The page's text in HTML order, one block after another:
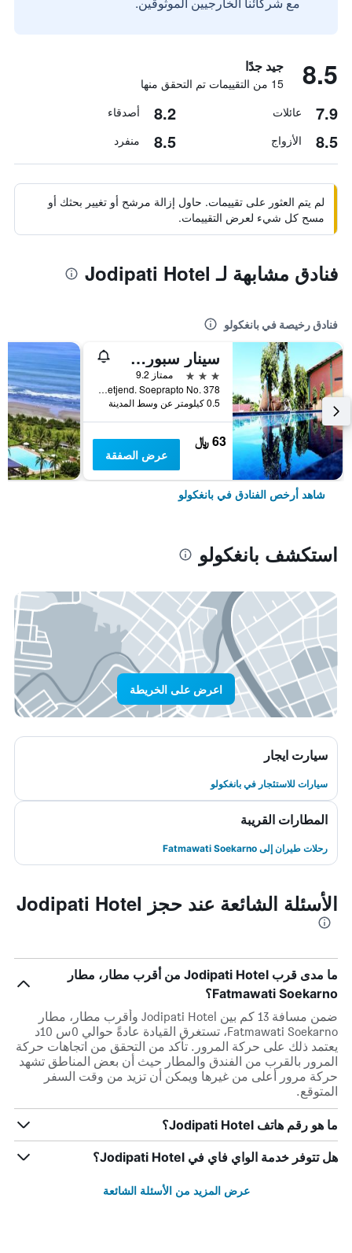
8.5 جيد جدًا
15 من التقييمات تم التحقق منها
7.9 عائلات 8.2 أصدقاء
8.5 الأزواج 8.5 منفرد
لم يتم العثور على تقييمات. حاول إزالة مرشح أو تغيير بحثك أو
مسح كل شيء لعرض التقييمات.
فنادق مشابهة لـ Jodipati Hotel
فنادق رخيصة في بانغكولو
سينار سبورت هوتل
3 نجوم
ممتاز 9.2
Jalan Letjend. Soeprapto No. 378, بانغكولو, إندونيسيا
0.5 كيلومتر عن وسط المدينة
63 ﷼
عرض الصفقة
شاهد أرخص الفنادق في بانغكولو
استكشف بانغكولو
اعرض على الخريطة
سيارت ايجار
سيارات للاستئجار في بانغكولو
المطارات القريبة
رحلات طيران إلى Fatmawati Soekarno
الأسئلة الشائعة عند حجز Jodipati Hotel
ما مدى قرب Jodipati Hotel من أقرب مطار، مطار
Fatmawati Soekarno؟
ضمن مسافة 13 كم بين Jodipati Hotel وأقرب مطار، مطار
Fatmawati Soekarno، تستغرق القيادة عادةً حوالي 0س 10د
يعتمد ذلك على حركة المرور. تأكد من التحقق من اتجاهات حركة
المرور بالقرب من الفندق والمطار حيث أن بعض المناطق تشهد
حركة مرور أعلى من غيرها ويمكن أن تزيد من وقت السفر
المتوقع.
ما هو رقم هاتف Jodipati Hotel؟
هل تتوفر خدمة الواي فاي في Jodipati Hotel؟
عرض المزيد من الأسئلة الشائعة